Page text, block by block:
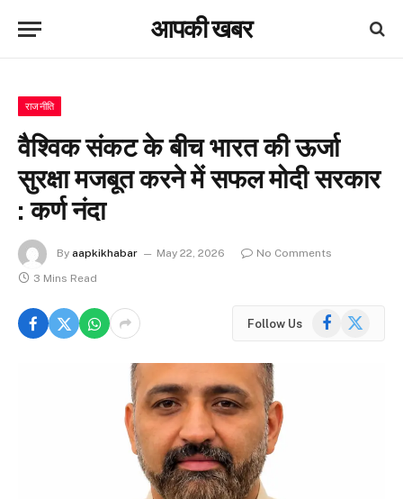
आपकी खबर
राजनीति
वैश्विक संकट के बीच भारत की ऊर्जा
सुरक्षा मजबूत करने में सफल मोदी सरकार
: कर्ण नंदा
By aapkikhabar May 22, 2026
No Comments
3 Mins Read
Follow Us Facebook
X